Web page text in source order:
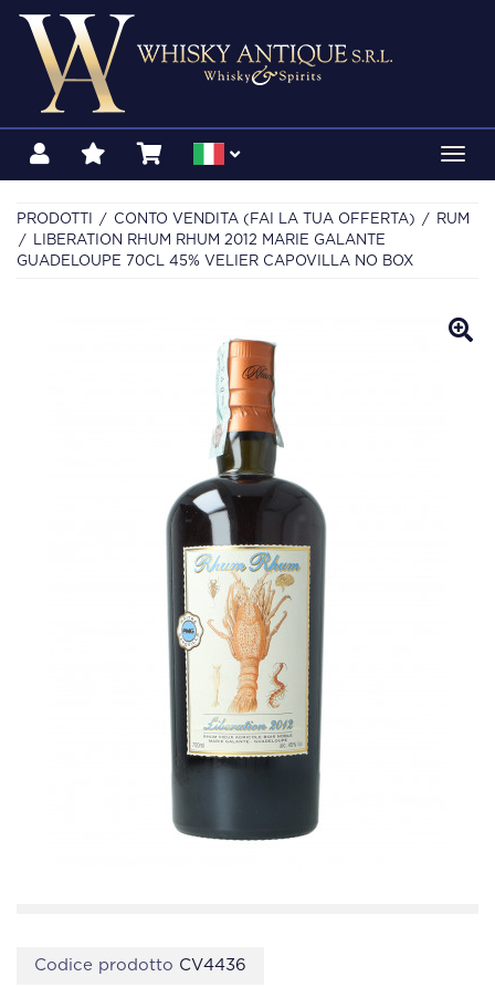
PRODOTTI CONTO VENDITA (FAI LA TUA OFFERTA)
RUM
LIBERATION RHUM RHUM 2012 MARIE GALANTE
GUADELOUPE 70CL 45% VELIER CAPOVILLA NO BOX
Codice prodotto CV4436